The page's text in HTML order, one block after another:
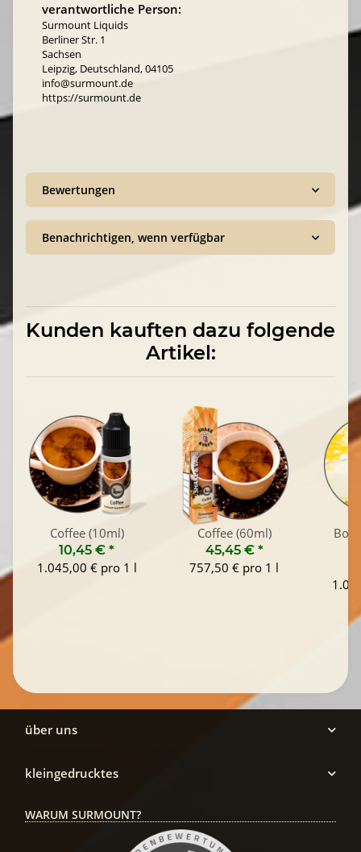
verantwortliche Person:
Surmount Liquids
Berliner Str. 1
Sachsen
Leipzig, Deutschland, 04105
info@surmount.de
https://surmount.de
Bewertungen
Benachrichtigen, wenn verfügbar
Kunden kauften dazu folgende
Artikel:
Coffee (10ml)
10,45 € *
1.045,00 € pro 1 l
Coffee (60ml)
45,45 € *
757,50 € pro 1 l
über uns
kleingedrucktes
WARUM SURMOUNT?